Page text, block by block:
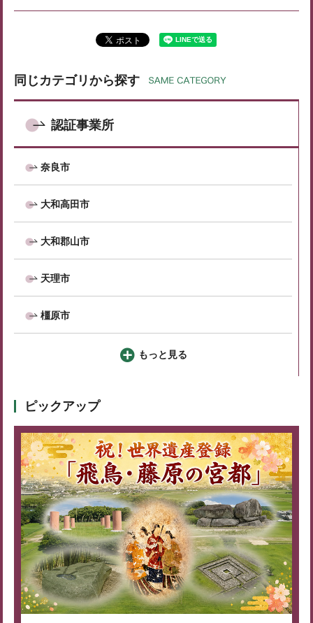
同じカテゴリから探す
認証事業所
奈良市
大和高田市
大和郡山市
天理市
橿原市
もっと見る
ピックアップ